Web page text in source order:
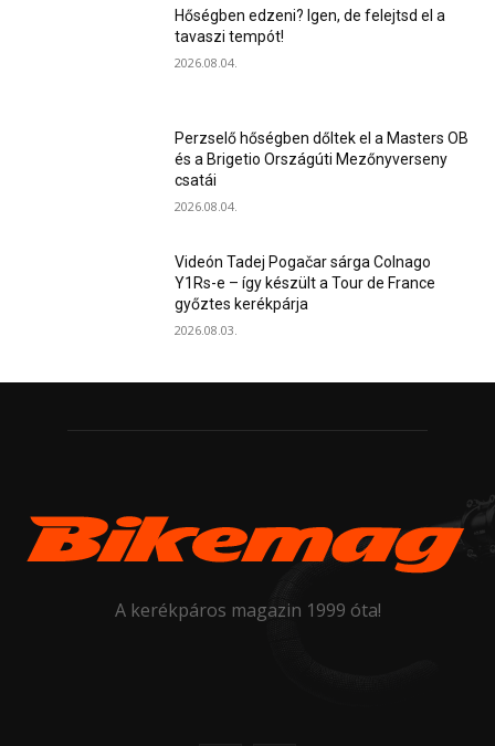
Hőségben edzeni? Igen, de felejtsd el a
tavaszi tempót!
2026.08.04.
Perzselő hőségben dőltek el a Masters OB
és a Brigetio Országúti Mezőnyverseny
csatái
2026.08.04.
Videón Tadej Pogačar sárga Colnago
Y1Rs-e – így készült a Tour de France
győztes kerékpárja
2026.08.03.
A kerékpáros magazin 1999 óta!